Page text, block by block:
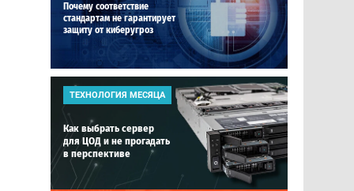
Почему соответствие
стандартам не гарантирует
защиту от киберугроз
ТЕХНОЛОГИЯ МЕСЯЦА
Как выбрать сервер
для ЦОД и не прогадать
в перспективе